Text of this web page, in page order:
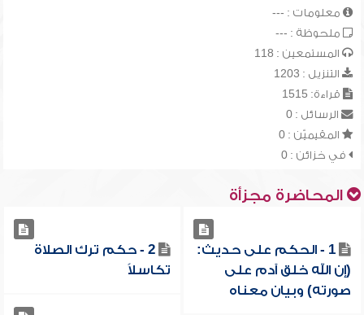
معلومات : ---
ملحوظة : ---
المستمعين : 118
التنزيل : 1203
قراءة: 1515
الرسائل : 0
المقيميّن : 0
في خزائن : 0
المحاضرة مجزأة
1 - الحكم على حديث:
(إن الله خلق آدم على
صورته) وبيان معناه
2 - حكم ترك الصلاة
تكاسلاً